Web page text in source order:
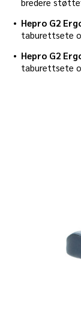
Hepro G2
taburettsete
Hepro G2
taburettsete